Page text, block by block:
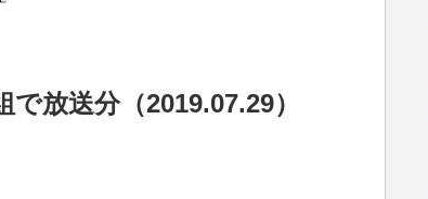
放送分（2019.07.29）